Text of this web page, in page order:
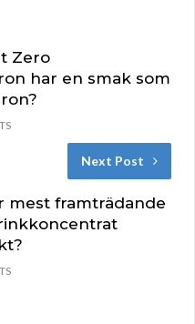
Zero
har en smak som
Next Post
mest framträdande